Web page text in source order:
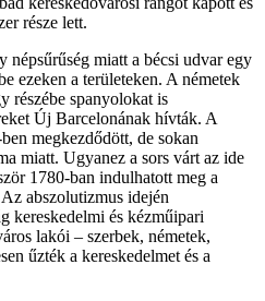
része lett.
népsűrűség miatt a bécsi udvar egy
ezeken a területeken. A németek
részébe spanyolokat is
Új Barcelonának hívták. A
megkezdődött, de sokan
miatt. Ugyanez a sors várt az ide
1780-ban indulhatott meg a
abszolutizmus idején
kereskedelmi és kézműipari
lakói – szerbek, németek,
űzték a kereskedelmet és a